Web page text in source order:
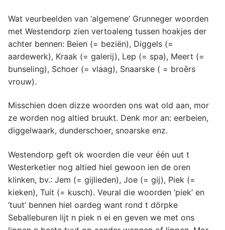
Wat veurbeelden van ‘algemene’ Grunneger woorden
met Westendorp zien vertoaleng tussen hoakjes der
achter bennen: Beien (= beziën), Diggels (=
aardewerk), Kraak (= galerij), Lep (= spa), Meert (=
bunseling), Schoer (= vlaag), Snaarske ( = broȇrs
vrouw).
Misschien doen dizze woorden ons wat old aan, mor
ze worden nog altied bruukt. Denk mor an: eerbeien,
diggelwaark, dunderschoer, snoarske enz.
Westendorp geft ok woorden die veur één uut t
Westerketier nog altied hiel gewoon ien de oren
klinken, bv.: Jem (= gijlieden), Joe (= gij), Piek (=
kieken), Tuit (= kusch). Veural die woorden ‘piek’ en
‘tuut’ bennen hiel oardeg want rond t dörpke
Seballeburen lijt n piek n ei en geven we met ons